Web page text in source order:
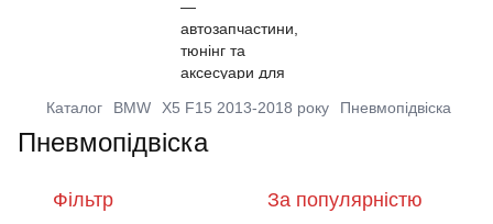
Каталог BMW X5 F15 2013-2018 року Пневмопідвіска
Пневмопідвіска
Фільтр За популярністю